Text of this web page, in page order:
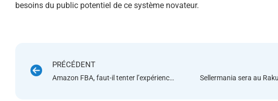
besoins du public potentiel de ce système novateur.
PRÉCÉDENT
Amazon FBA, faut-il tenter l’expérience ? Sellermania sera au